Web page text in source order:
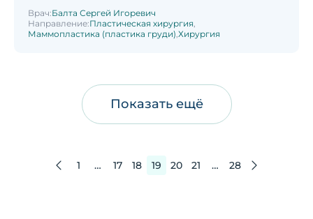
Врач:Балта Сергей Игоревич
Направление:Пластическая хирургия,
Маммопластика (пластика груди),Хирургия
Показать ещё
1 … 17 18 19 20 21 … 28